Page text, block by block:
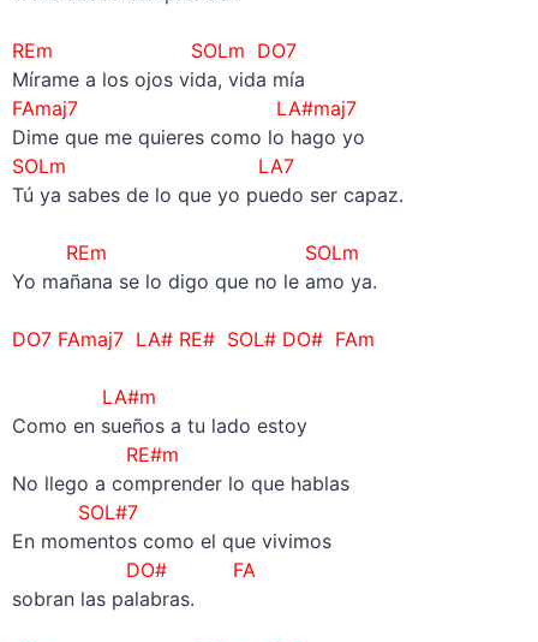
REm SOLm DO7
Mírame a los ojos vida, vida mía
FAmaj7 LA#maj7
Dime que me quieres como lo hago yo
SOLm LA7
Tú ya sabes de lo que yo puedo ser capaz.
REm SOLm
Yo mañana se lo digo que no le amo ya.
DO7 FAmaj7 LA# RE# SOL# DO# FAm
LA#m
Como en sueños a tu lado estoy
RE#m
No llego a comprender lo que hablas
SOL#7
En momentos como el que vivimos
DO# FA
sobran las palabras.